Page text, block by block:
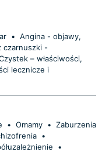
• Angina - objawy,
czarnuszki -
– właściwości,
lecznicze i
• Omamy • Zaburzenia
•
•